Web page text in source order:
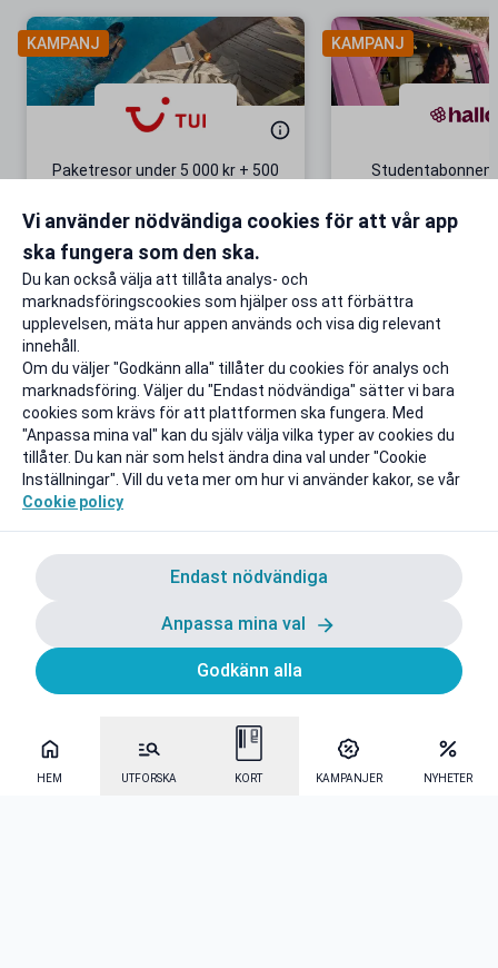
HEM UTFORSKA KORT KAMPANJER NYHETER
KAMPANJ
Paketresor under 5 000 kr + 500
Gäller även på redan prissänkta
Till rabatten
KAMPANJ
+ 20 GB
Vi använder nödvändiga cookies för att vår app
ska fungera som den ska.
Du kan också välja att tillåta analys- och
marknadsföringscookies som hjälper oss att förbättra
upplevelsen, mäta hur appen används och visa dig relevant
innehåll.
Om du väljer "Godkänn alla" tillåter du cookies för analys och
marknadsföring. Väljer du "Endast nödvändiga" sätter vi bara
cookies som krävs för att plattformen ska fungera. Med
"Anpassa mina val" kan du själv välja vilka typer av cookies du
tillåter. Du kan när som helst ändra dina val under "Cookie
Inställningar". Vill du veta mer om hur vi använder kakor, se vår
Cookie policy
Endast nödvändiga
Anpassa mina val
Godkänn alla